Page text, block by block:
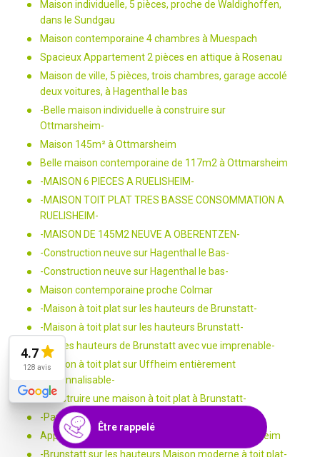
Maison individuelle, 5 pièces, proche de Waldighoffen,
dans le Sundgau
Maison contemporaine 4 chambres à Muespach
Spacieux Appartement 2 pièces en attique à Rosenau
Maison de ville, 5 pièces, trois chambres, garage accolé
deux voitures, à Hagenthal le bas
-Belle maison individuelle à construire sur
Ottmarsheim-
Maison 145m² à Ottmarsheim
Belle maison contemporaine de 117m2 à Ottmarsheim
-MAISON 6 PIECES A RUELISHEIM-
-MAISON TOIT PLAT TRES BASSE CONSOMMATION A
RUELISHEIM-
-MAISON DE 145M2 NEUVE A OBERENTZEN-
-Construction neuve sur Hagenthal le Bas-
-Construction neuve sur Hagenthal le bas-
Maison contemporaine proche Colmar
-Maison à toit plat sur les hauteurs de Brunstatt-
-Maison à toit plat sur les hauteurs Brunstatt-
-Sur les hauteurs de Brunstatt avec vue imprenable-
-Maison à toit plat sur Uffheim entièrement
personnalisable-
-Construire une maison à toit plat à Brunstatt-
-Pavillon à toiture 4 pans sur Uffheim-
Appartement 3 pièces sur les hauteurs de Riedisheim
-Brunstatt sur les hauteurs Maison moderne à toit plat-
Être rappelé
4.7
128 avis